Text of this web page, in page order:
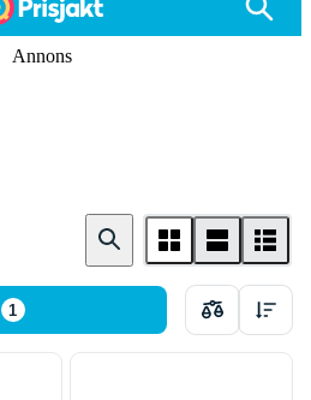
Annons
1